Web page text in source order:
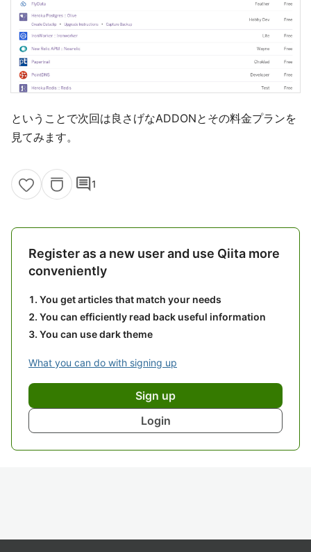
ということで次回は良さげなADDONとその料金プランを
見てみます。
comment1
Register as a new user and use Qiita more
conveniently
You get articles that match your needs
You can efficiently read back useful information
You can use dark theme
What you can do with signing up
Sign up
Login